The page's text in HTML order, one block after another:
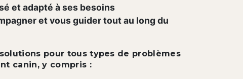
et adapté à ses besoins
et vous guider tout au long du
pour tous types de problèmes
canin, y compris :